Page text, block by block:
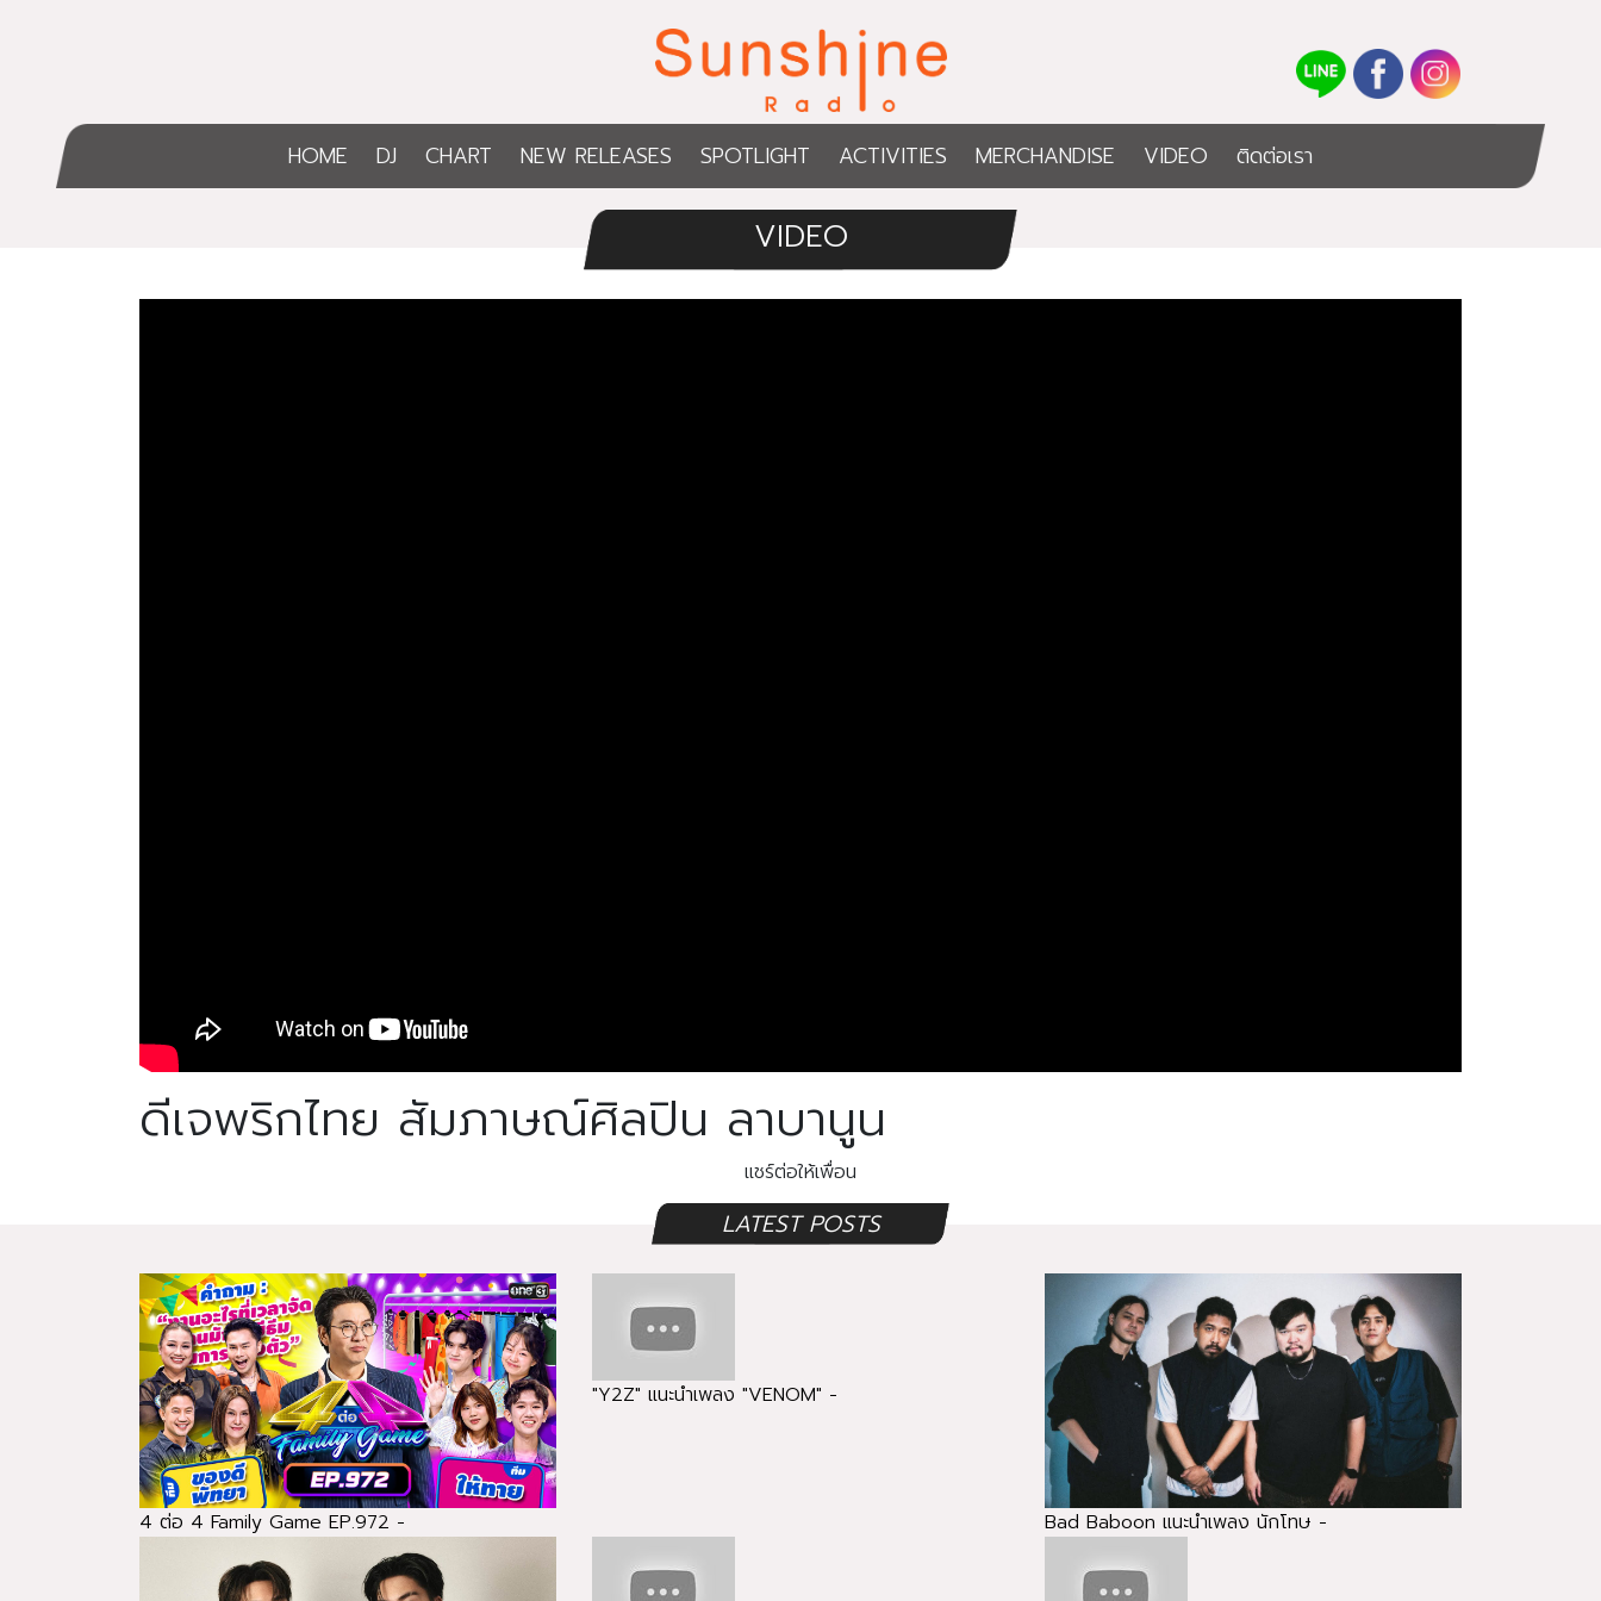
HOME DJ CHART NEW RELEASES SPOTLIGHT ACTIVITIES MERCHANDISE VIDEO ติดต่อเรา
VIDEO
ดีเจพริกไทย สัมภาษณ์ศิลปิน ลาบานูน
แชร์ต่อให้เพื่อน
LATEST POSTS
4 ต่อ 4 Family Game EP.972 -
"Y2Z" แนะนำเพลง "VENOM" -
Bad Baboon แนะนำเพลง นักโทษ -